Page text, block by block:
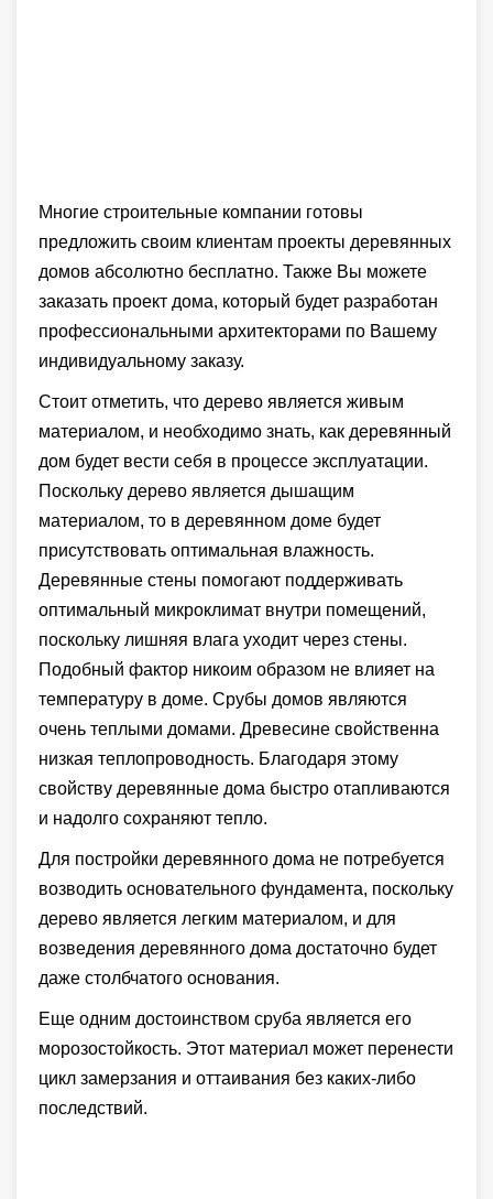
Многие строительные компании готовы
предложить своим клиентам проекты деревянных
домов абсолютно бесплатно. Также Вы можете
заказать проект дома, который будет разработан
профессиональными архитекторами по Вашему
индивидуальному заказу.
Стоит отметить, что дерево является живым
материалом, и необходимо знать, как деревянный
дом будет вести себя в процессе эксплуатации.
Поскольку дерево является дышащим
материалом, то в деревянном доме будет
присутствовать оптимальная влажность.
Деревянные стены помогают поддерживать
оптимальный микроклимат внутри помещений,
поскольку лишняя влага уходит через стены.
Подобный фактор никоим образом не влияет на
температуру в доме. Срубы домов являются
очень теплыми домами. Древесине свойственна
низкая теплопроводность. Благодаря этому
свойству деревянные дома быстро отапливаются
и надолго сохраняют тепло.
Для постройки деревянного дома не потребуется
возводить основательного фундамента, поскольку
дерево является легким материалом, и для
возведения деревянного дома достаточно будет
даже столбчатого основания.
Еще одним достоинством сруба является его
морозостойкость. Этот материал может перенести
цикл замерзания и оттаивания без каких-либо
последствий.